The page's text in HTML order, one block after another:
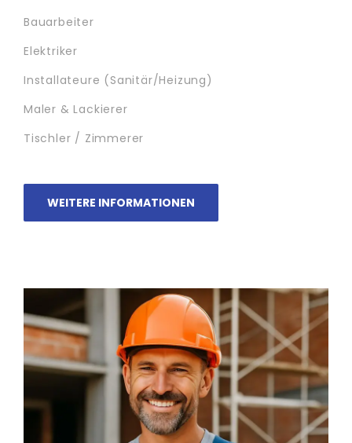
Bauarbeiter
Elektriker
Installateure (Sanitär/Heizung)
Maler & Lackierer
Tischler / Zimmerer
WEITERE INFORMATIONEN